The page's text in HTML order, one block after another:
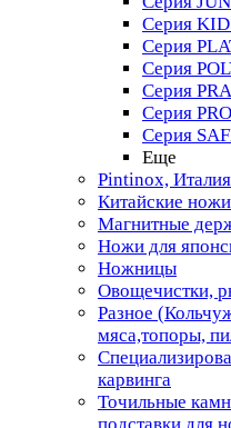
Серия
Серия
Серия
Серия
Серия
Серия
Еще
Pintinox, Италия
Китайские ножи
Магнитные
Ножи для
Ножницы
Овощечистки,
Разное
мяса,топоры,
карвинга
Точильные